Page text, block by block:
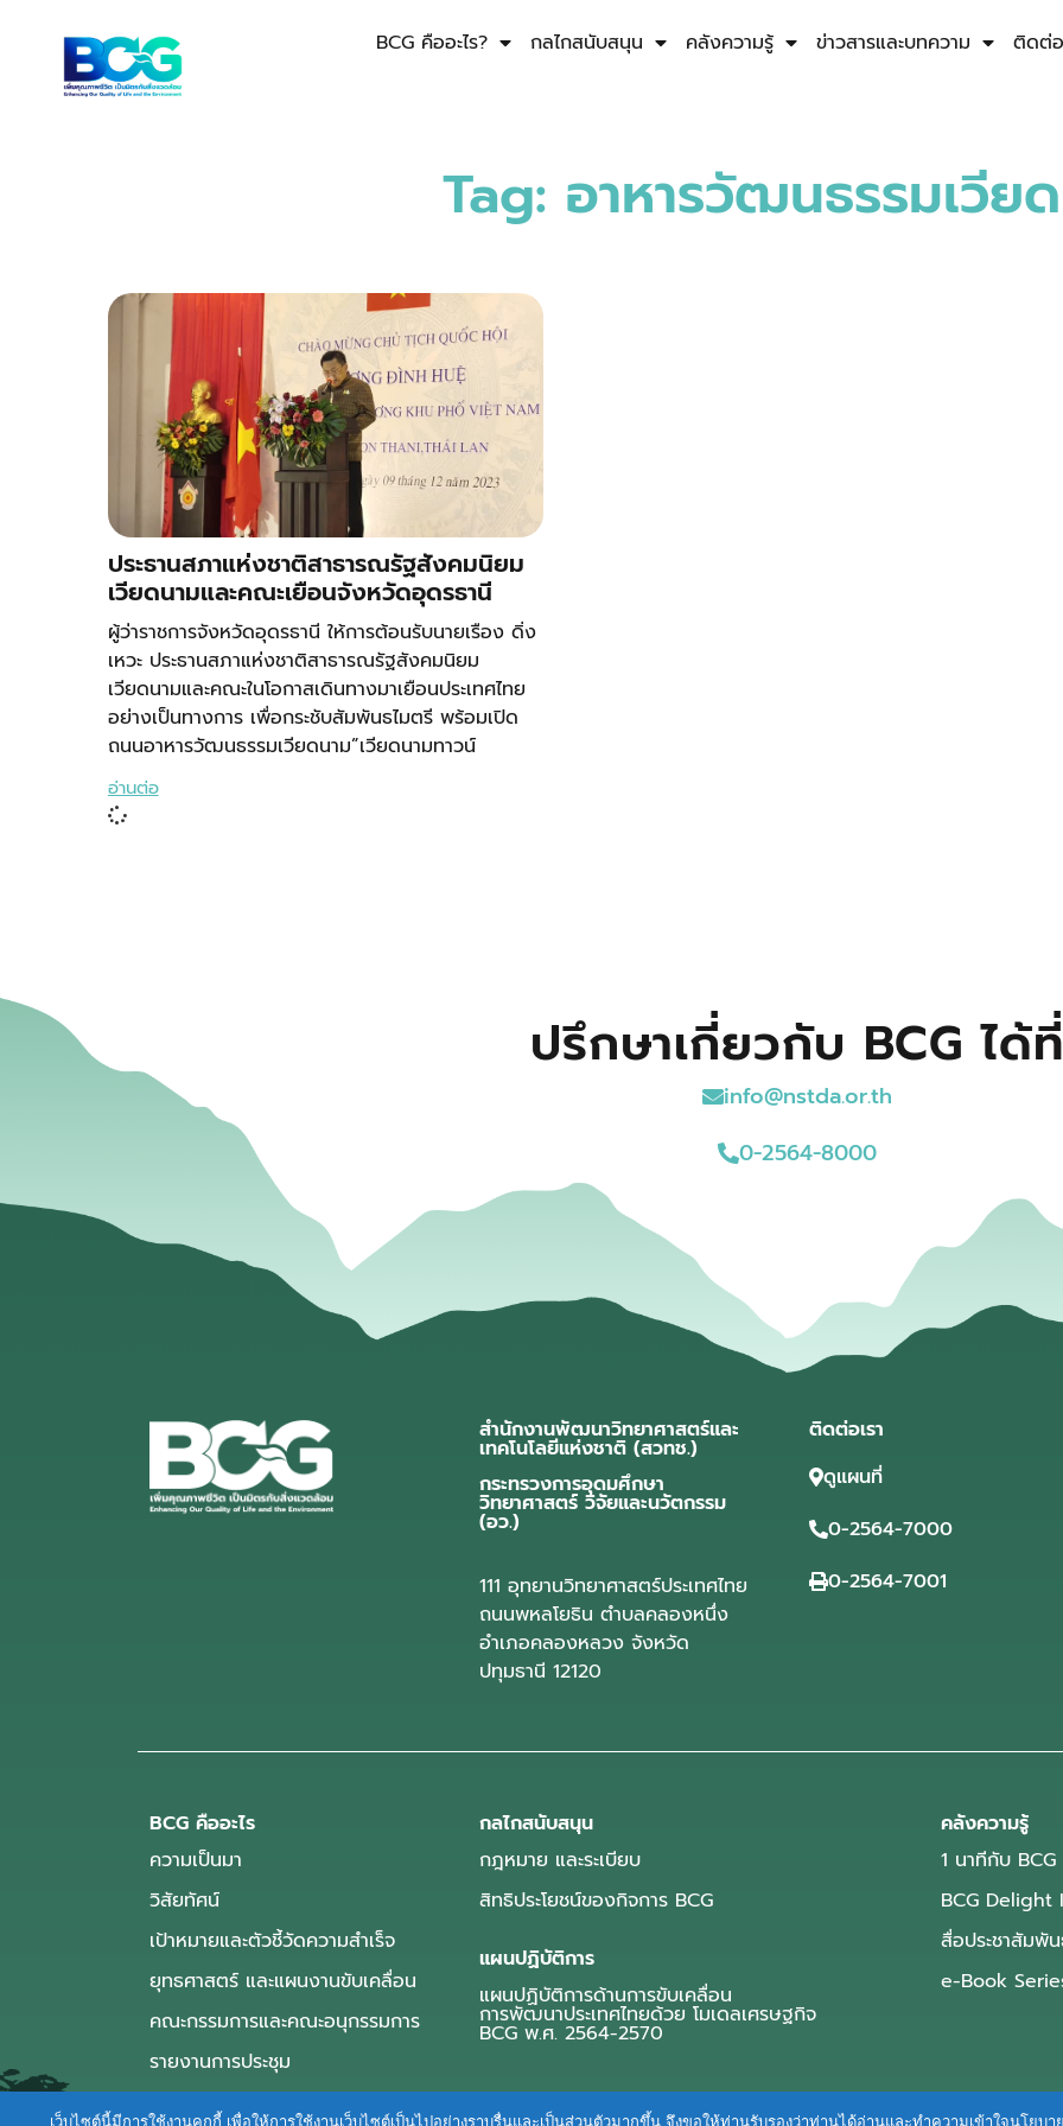
BCG คืออะไร? กลไกสนับสนุน คลังความรู้ ข่าวสารและบทความ ติดต่อ
Tag: อาหารวัฒนธรรมเวีย
ประธานสภาแห่งชาติสาธารณรัฐสังคมนิยม
เวียดนามและคณะเยือนจังหวัดอุดรธานี
ผู้ว่าราชการจังหวัดอุดรธานี ให้การต้อนรับนายเรือง ดิ่ง
เหวะ ประธานสภาแห่งชาติสาธารณรัฐสังคมนิยม
เวียดนามและคณะในโอกาสเดินทางมาเยือนประเทศไทย
อย่างเป็นทางการ เพื่อกระชับสัมพันธไมตรี พร้อมเปิด
ถนนอาหารวัฒนธรรมเวียดนาม”เวียดนามทาวน์
อ่านต่อ
ปรึกษาเกี่ยวกับ BCG ได้ที่
info@nstda.or.th
0-2564-8000
สำนักงานพัฒนาวิทยาศาสตร์และ
เทคโนโลยีแห่งชาติ (สวทช.)
กระทรวงการอุดมศึกษา
วิทยาศาสตร์ วิจัยและนวัตกรรม
(อว.)
111 อุทยานวิทยาศาสตร์ประเทศไทย
ถนนพหลโยธิน ตำบลคลองหนึ่ง
อำเภอคลองหลวง จังหวัด
ปทุมธานี 12120
ติดต่อเรา
ดูแผนที่
0-2564-7000
0-2564-7001
BCG คืออะไร
ความเป็นมา
วิสัยทัศน์
เป้าหมายและตัวชี้วัดความสำเร็จ
ยุทธศาสตร์ และแผนงานขับเคลื่อน
คณะกรรมการและคณะอนุกรรมการ
รายงานการประชุม
กลไกสนับสนุน
กฎหมาย และระเบียบ
สิทธิประโยชน์ของกิจการ BCG
แผนปฏิบัติการ
แผนปฏิบัติการด้านการขับเคลื่อน
การพัฒนาประเทศไทยด้วย โมเดลเศรษฐกิจ
BCG พ.ศ. 2564-2570
คลังความรู้
1 นาทีกับ BCG
BCG
สื่อประชาสัมพั
e-Book
เว็บไซต์นี้มีการใช้งานคุกกี้ เพื่อให้การใช้งานเว็บไซต์เป็นไปอย่างราบรื่นและเป็นส่วนตัวมากขึ้น จึงขอให้ท่านรับรองว่าท่านได้อ่านและทำความเข้าใจนโ